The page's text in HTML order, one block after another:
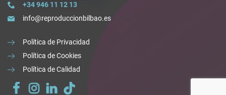
+34 946 11 12 13
info@reproduccionbilbao.es
Política de Privacidad
Política de Cookies
Política de Calidad